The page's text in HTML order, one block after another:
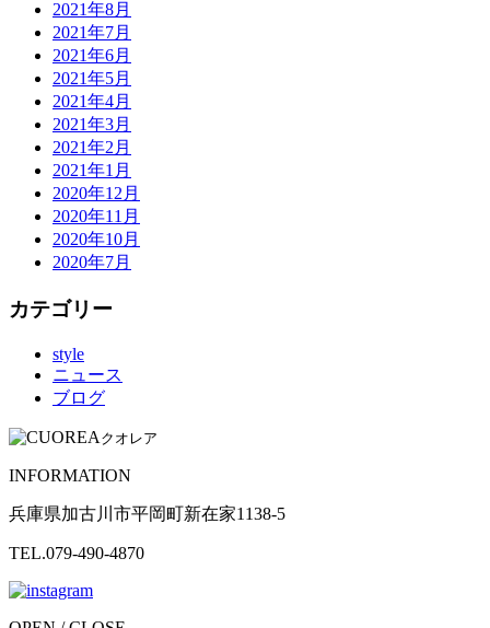
2021年8月
2021年7月
2021年6月
2021年5月
2021年4月
2021年3月
2021年2月
2021年1月
2020年12月
2020年11月
2020年10月
2020年7月
カテゴリー
style
ニュース
ブログ
クオレア
INFORMATION
兵庫県加古川市平岡町新在家1138-5
TEL.079-490-4870